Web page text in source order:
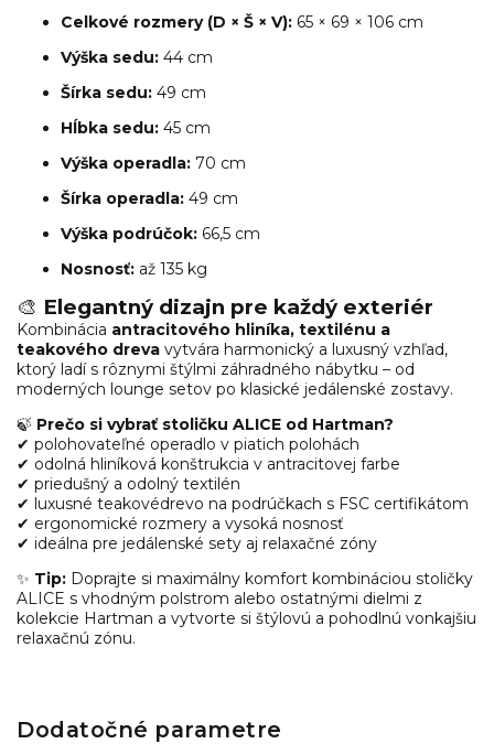
Celkové rozmery (D × Š × V): 65 × 69 × 106 cm
Výška sedu: 44 cm
Šírka sedu: 49 cm
Hĺbka sedu: 45 cm
Výška operadla: 70 cm
Šírka operadla: 49 cm
Výška podrúčok: 66,5 cm
Nosnosť: až 135 kg
🎨 Elegantný dizajn pre každý exteriér
Kombinácia antracitového hliníka, textilénu a
teakového dreva vytvára harmonický a luxusný vzhľad,
ktorý ladí s rôznymi štýlmi záhradného nábytku – od
moderných lounge setov po klasické jedálenské zostavy.
🍃 Prečo si vybrať stoličku ALICE od Hartman?
✔ polohovateľné operadlo v piatich polohách
✔ odolná hliníková konštrukcia v antracitovej farbe
✔ priedušný a odolný textilén
✔ luxusné teakovédrevo na podrúčkach s FSC certifikátom
✔ ergonomické rozmery a vysoká nosnosť
✔ ideálna pre jedálenské sety aj relaxačné zóny
✨ Tip: Doprajte si maximálny komfort kombináciou stoličky
ALICE s vhodným polstrom alebo ostatnými dielmi z
kolekcie Hartman a vytvorte si štýlovú a pohodlnú vonkajšiu
relaxačnú zónu.
Dodatočné parametre